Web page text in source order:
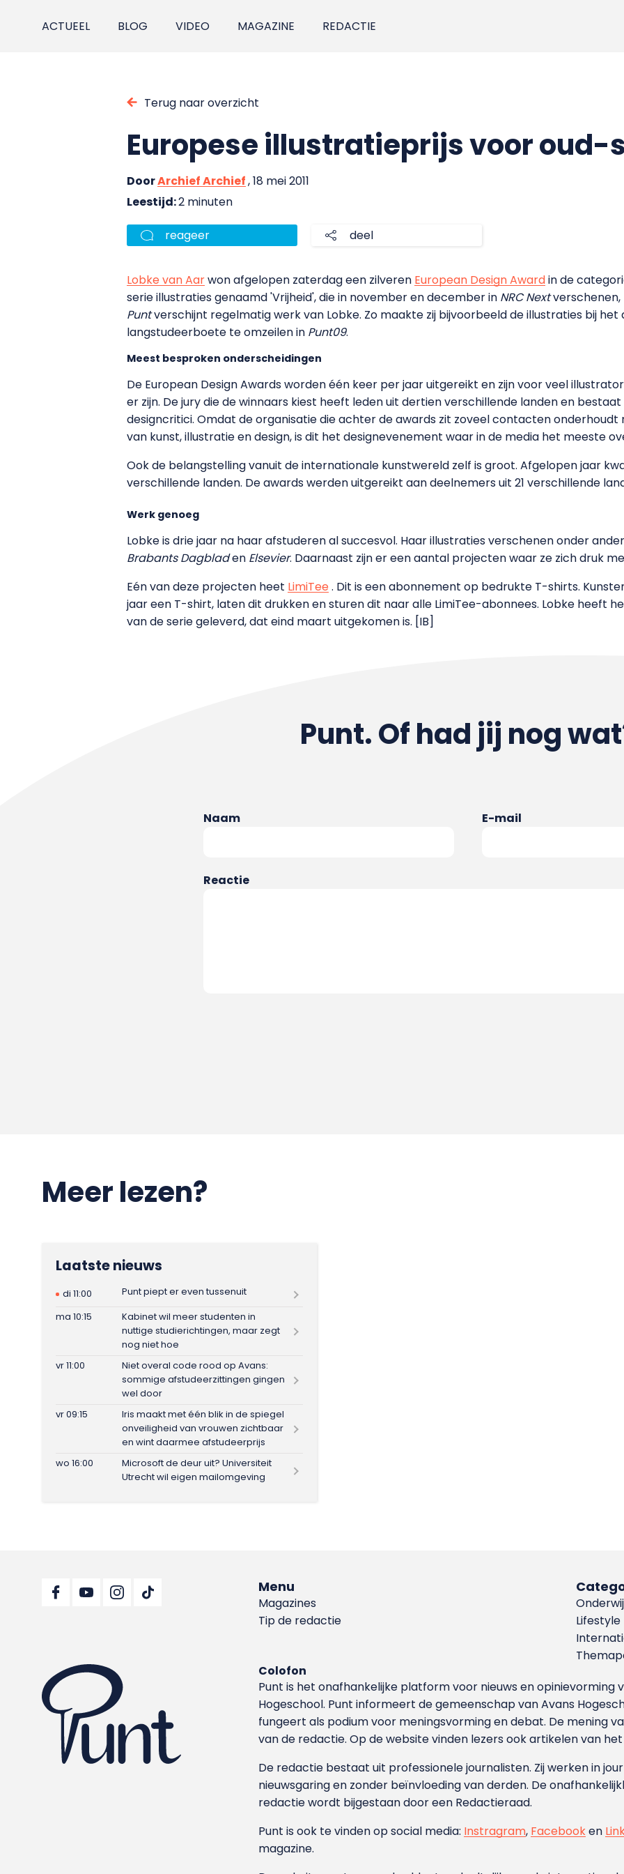
ACTUEEL BLOG VIDEO MAGAZINE REDACTIE
Terug naar overzicht
Europese illustratieprijs voor oud-
DoorArchief Archief, 18 mei 2011
Leestijd:2 minuten
reageer deel
Lobke van Aarwon afgelopen zaterdag een zilveren European Design Awardin de
serie illustraties genaamd 'Vrijheid', die in november en december in NRC Nextverschenen,
Puntverschijnt regelmatig werk van Lobke. Zo maakte zij bijvoorbeeld de illustraties bij
langstudeerboete te omzeilen in Punt09.
Meest besproken onderscheidingen
De European Design Awards worden één keer per jaar uitgereikt en zijn voor veel
er zijn. De jury die de winnaars kiest heeft leden uit dertien verschillende landen en
designcritici. Omdat de organisatie die achter de awards zit zoveel contacten
van kunst, illustratie en design, is dit het designevenement waar in de media het meeste
Ook de belangstelling vanuit de internationale kunstwereld zelf is groot. Afgelopen jaar
verschillende landen. De awards werden uitgereikt aan deelnemers uit 21 verschillende
Werk genoeg
Lobke is drie jaar na haar afstuderen al succesvol. Haar illustraties verschenen onder
Brabants Dagbladen Elsevier. Daarnaast zijn er een aantal projecten waar ze zich druk
Eén van deze projecten heet LimiTee. Dit is een abonnement op bedrukte T-shirts.
jaar een T-shirt, laten dit drukken en sturen dit naar alle LimiTee-abonnees. Lobke heeft
van de serie geleverd, dat eind maart uitgekomen is. [IB]
Punt. Of had jij nog
Naam E-mail
Reactie
Meer lezen?
Laatste nieuws
di 11:00
Punt piept er even tussenuit
ma 10:15
Kabinet wil meer studenten in
nuttige studierichtingen, maar zegt
nog niet hoe
vr 11:00
Niet overal code rood op Avans:
sommige afstudeerzittingen gingen
wel door
vr 09:15
Iris maakt met één blik in de spiegel
onveiligheid van vrouwen zichtbaar
en wint daarmee afstudeerprijs
wo 16:00
Microsoft de deur uit? Universiteit
Utrecht wil eigen mailomgeving
Menu
Magazines
Tip de redactie
Lifestyle
Colofon
Punt is het onafhankelijke platform voor nieuws en
Hoge­school. Punt informeert de gemeenschap van Avans
fungeert als podium voor meningsvorming en debat. De mening
van de redactie. Op de website vinden lezers ook artikelen van
De redactie bestaat uit professionele journalisten. Zij werken in
nieuwsgaring en zonder beïnvloeding van derden. De
redactie wordt bijgestaan door een Redactieraad.
Punt is ook te vinden op social media: Instragram, Facebooken
magazine.